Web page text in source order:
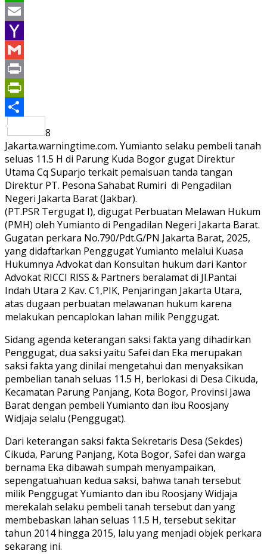
WhatsApp
Email
Yahoo
Mail
Gmail
Print
PrintFriendly
Share
8
Jakarta.warningtime.com. Yumianto selaku pembeli tanah
seluas 11.5 H di Parung Kuda Bogor gugat Direktur
Utama Cq Suparjo terkait pemalsuan tanda tangan
Direktur PT. Pesona Sahabat Rumiri di Pengadilan
Negeri Jakarta Barat (Jakbar).
(PT.PSR Tergugat I), digugat Perbuatan Melawan Hukum
(PMH) oleh Yumianto di Pengadilan Negeri Jakarta Barat.
Gugatan perkara No.790/Pdt.G/PN Jakarta Barat, 2025,
yang didaftarkan Penggugat Yumianto melalui Kuasa
Hukumnya Advokat dan Konsultan hukum dari Kantor
Advokat RICCI RISS & Partners beralamat di Jl.Pantai
Indah Utara 2 Kav. C1,PIK, Penjaringan Jakarta Utara,
atas dugaan perbuatan melawanan hukum karena
melakukan pencaplokan lahan milik Penggugat.
Sidang agenda keterangan saksi fakta yang dihadirkan
Penggugat, dua saksi yaitu Safei dan Eka merupakan
saksi fakta yang dinilai mengetahui dan menyaksikan
pembelian tanah seluas 11.5 H, berlokasi di Desa Cikuda,
Kecamatan Parung Panjang, Kota Bogor, Provinsi Jawa
Barat dengan pembeli Yumianto dan ibu Roosjany
Widjaja selalu (Penggugat).
Dari keterangan saksi fakta Sekretaris Desa (Sekdes)
Cikuda, Parung Panjang, Kota Bogor, Safei dan warga
bernama Eka dibawah sumpah menyampaikan,
sepengatuahuan kedua saksi, bahwa tanah tersebut
milik Penggugat Yumianto dan ibu Roosjany Widjaja
merekalah selaku pembeli tanah tersebut dan yang
membebaskan lahan seluas 11.5 H, tersebut sekitar
tahun 2014 hingga 2015, lalu yang menjadi objek perkara
sekarang ini.